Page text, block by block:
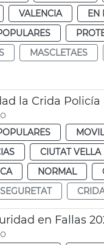
VALENCIA EN
MASCLETAES
la Crida Policía
CIUTAT VELLA
NORMAL
SEGURETAT
en Fallas